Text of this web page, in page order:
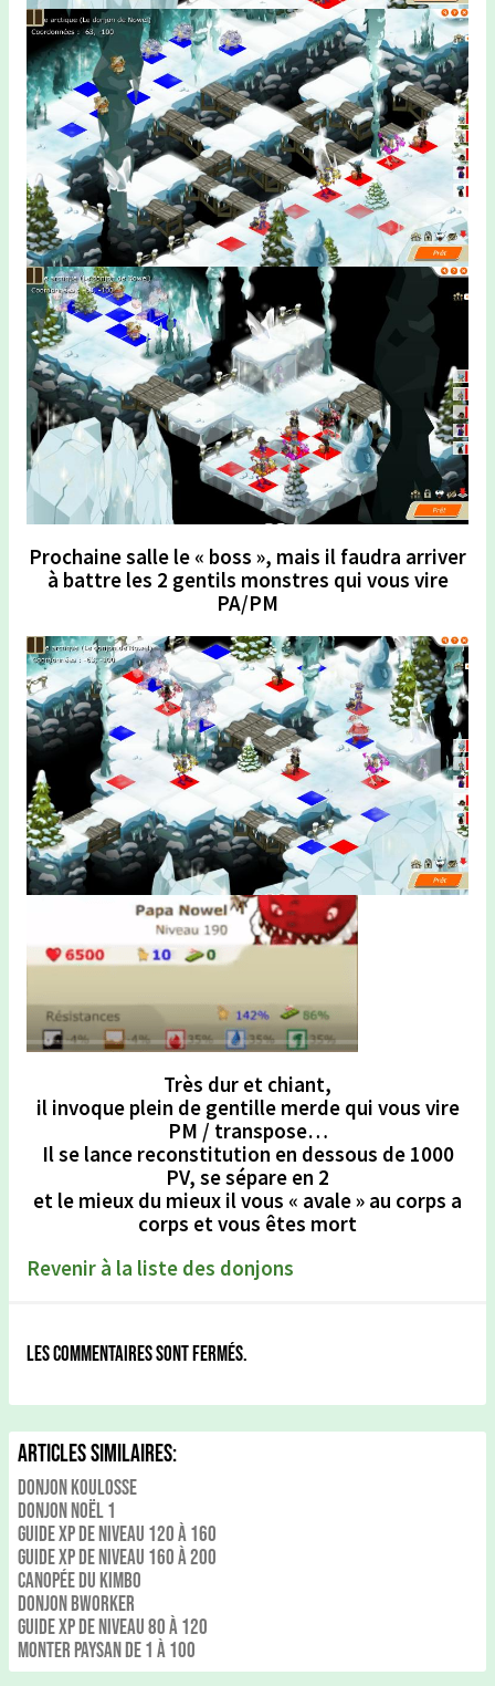
Prochaine salle le « boss », mais il faudra arriver
à battre les 2 gentils monstres qui vous vire
PA/PM
Très dur et chiant,
il invoque plein de gentille merde qui vous vire
PM / transpose…
Il se lance reconstitution en dessous de 1000
PV, se sépare en 2
et le mieux du mieux il vous « avale » au corps a
corps et vous êtes mort
Revenir à la liste des donjons
Les commentaires sont fermés.
Articles Similaires:
Donjon Koulosse
Donjon noël 1
Guide xp de niveau 120 à 160
Guide xp de niveau 160 à 200
Canopée du kimbo
Donjon Bworker
Guide xp de niveau 80 à 120
Monter Paysan de 1 à 100